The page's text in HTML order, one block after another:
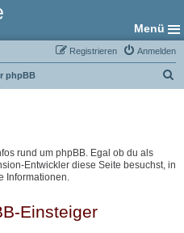
Menü
Anmelden
Registrieren
phpBB
rund um phpBB. Egal ob du als
Entwickler diese Seite besuchst, in
Informationen.
Einsteiger